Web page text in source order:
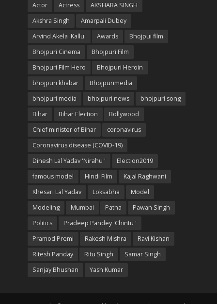
Actor Actress
AKSHARA SINGH
Akshra Singh
Amarpali Dubey
Arvind Akela 'Kallu'
Awards
Bhojpui film
Bhojpuri Cinema
Bhojpuri Film
Bhojpuri Film Hero
Bhojpuri Heroin
bhojpuri khabar
Bhojpurimedia
bhojpuri media
bhojpuri news
bhojpuri song
Bihar
Bihar Election
Bollywood
Chief minister of Bihar
coronavirus
Coronavirus disease (COVID-19)
Dinesh Lal Yadav 'Nirahu '
Election2019
famous model
Hindi Film
Kajal Raghwani
Khesari Lal Yadav
Loksabha
Model
Modeling
Mumbai Patna
Pawan Singh
Politics
Pradeep Pandey 'Chintu '
Pramod Premi
Rakesh Mishra
Ravi Kishan
Ritesh Panday
Ritu Singh
Samar Singh
Sanjay Bhushan
Yash Kumar